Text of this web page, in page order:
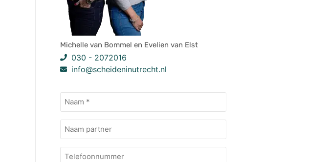
Michelle van Bommel en Evelien van Elst
030 - 2072016
info@scheideninutrecht.nl
Naam
(Vereist)
Naam
extra
Telefoonnummer